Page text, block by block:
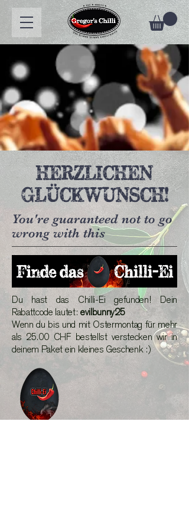
HERZLICHEN
GLÜCKWUNSCH!
You're guaranteed not to go
wrong with this
Du hast das Chilli-Ei gefunden! Dein
Rabattcode lautet: evilbunny25
Wenn du bis und mit Ostermontag für mehr
als 25.00 CHF bestellst verstecken wir in
deinem Paket ein kleines Geschenk :)